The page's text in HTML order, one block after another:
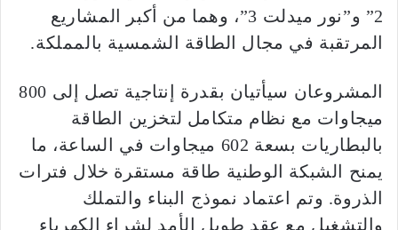
2” و”نور ميدلت 3”، وهما من أكبر المشاريع
المرتقبة في مجال الطاقة الشمسية بالمملكة.
المشروعان سيأتيان بقدرة إنتاجية تصل إلى 800
ميجاوات مع نظام متكامل لتخزين الطاقة
بالبطاريات بسعة 602 ميجاوات في الساعة، ما
يمنح الشبكة الوطنية طاقة مستقرة خلال فترات
الذروة. وتم اعتماد نموذج البناء والتملك
والتشغيل مع عقد طويل الأمد لشراء الكهرباء